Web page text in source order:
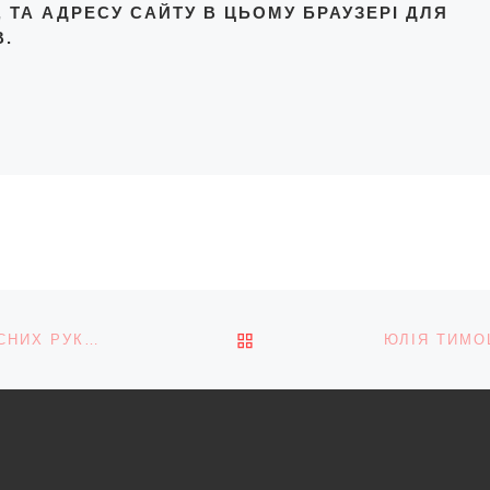
ТА АДРЕСУ САЙТУ В ЦЬОМУ БРАУЗЕРІ ДЛЯ
ПОВЕРНУТИСЯ ДО